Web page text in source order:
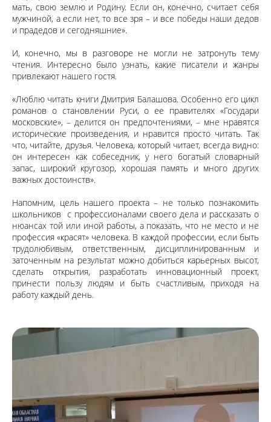
мать, свою землю и Родину. Если он, конечно, считает себя
мужчиной, а если нет, то все зря – и все победы наши дедов
и прадедов и сегодняшние».
И, конечно, мы в разговоре не могли не затронуть тему
чтения. Интересно было узнать, какие писатели и жанры
привлекают нашего гостя.
«Люблю читать книги Дмитрия Балашова. Особенно его цикл
романов о становлении Руси, о ее правителях «Государи
московские», – делится он предпочтениями, – мне нравятся
исторические произведения, и нравится просто читать. Так
что, читайте, друзья. Человека, который читает, всегда видно:
он интересен как собеседник, у него богатый словарный
запас, широкий кругозор, хорошая память и много других
важных достоинств».
Напомним, цель нашего проекта – не только познакомить
школьников с профессионалами своего дела и рассказать о
нюансах той или иной работы, а показать, что не место и не
профессия «красят» человека. В каждой профессии, если быть
трудолюбивым, ответственным, дисциплинированным и
заточенным на результат можно добиться карьерных высот,
сделать открытия, разработать инновационный проект,
принести пользу людям и быть счастливым, приходя на
работу каждый день.